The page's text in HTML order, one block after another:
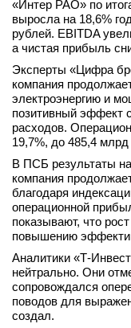
Вход
«Интер РАО» по
выросла на 18,6%
рублей. EBITDA
а чистая прибыль
Эксперты «Цифра
компания
электроэнергию и
позитивный эффект
расходов.
19,7%, до 485,4 млрд
В ПСБ результаты
компания
благодаря
операционной
показывают, что
повышению
Аналитики «Т-
нейтрально. Они
сопровождался
поводов для
создал.